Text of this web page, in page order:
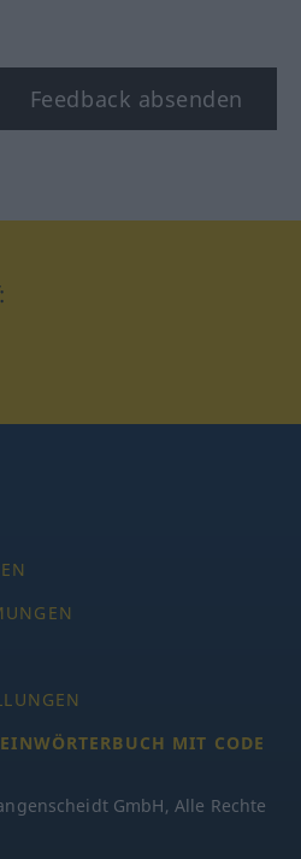
Feedback absenden
MIT CODE
GmbH, Alle Rechte